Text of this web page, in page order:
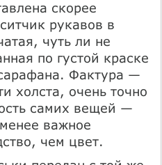
скорее
рукавов в
чуть ли не
по густой краске
Фактура —
холста, очень точно
самих вещей —
важное
чем цвет.